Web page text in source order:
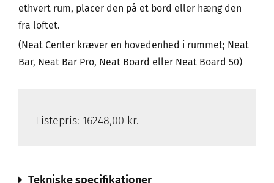
ethvert rum, placer den på et bord eller hæng den
fra loftet.
(Neat Center kræver en hovedenhed i rummet; Neat
Bar, Neat Bar Pro, Neat Board eller Neat Board 50)
Listepris: 16248,00 kr.
Tekniske specifikationer